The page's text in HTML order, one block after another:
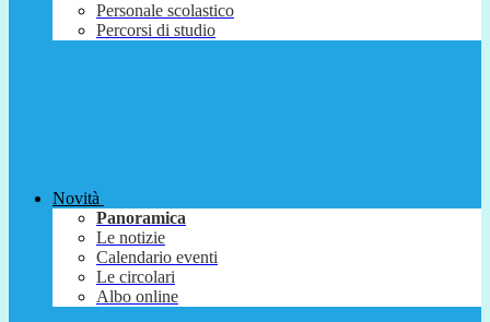
Personale scolastico
Percorsi di studio
Novità
Panoramica
Le notizie
Calendario eventi
Le circolari
Albo online